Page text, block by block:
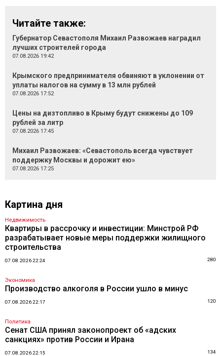
Читайте также:
Губернатор Севастополя Михаил Развожаев наградил
лучших строителей города
07.08.2026 19:42
Крымского предпринимателя обвиняют в уклонении от
уплаты налогов на сумму в 13 млн рублей
07.08.2026 17:52
Цены на дизтопливо в Крыму будут снижены до 109
рублей за литр
07.08.2026 17:45
Михаил Развожаев: «Севастополь всегда чувствует
поддержку Москвы и дорожит ею»
07.08.2026 17:25
Картина дня
Недвижимость
Квартиры в рассрочку и инвестиции: Минстрой РФ
разрабатывает новые меры поддержки жилищного
строительства
07.08.2026 22:24 280
Экономика
Производство алкоголя в России ушло в минус
07.08.2026 22:17 120
Политика
Сенат США принял законопроект об «адских
санкциях» против России и Ирана
07.08.2026 22:15 134